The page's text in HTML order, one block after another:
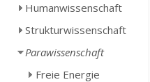
Humanwissenschaft
Strukturwissenschaft
Parawissenschaft
Freie Energie